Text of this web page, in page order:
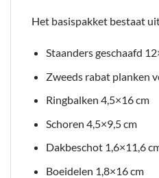
Het basispakket bestaat
Staanders geschaafd
Zweeds rabat planken
Ringbalken 4,5×16 cm
Schoren 4,5×9,5 cm
Dakbeschot 1,6×11,6
Boeidelen 1,8×16 cm